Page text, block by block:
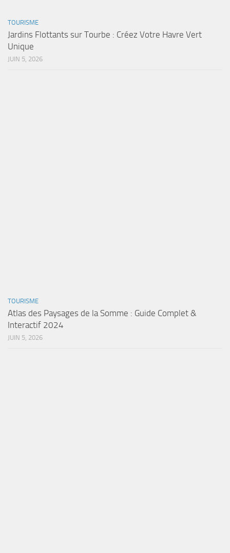
TOURISME
Jardins Flottants sur Tourbe : Créez Votre Havre Vert
Unique
JUIN 5, 2026
TOURISME
Atlas des Paysages de la Somme : Guide Complet &
Interactif 2024
JUIN 5, 2026